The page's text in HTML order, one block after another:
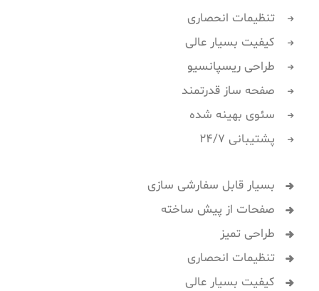
تنظیمات انحصاری
کیفیت بسیار عالی
طراحی ریسپانسیو
صفحه ساز قدرتمند
سئوی بهینه شده
پشتیبانی 24/7
بسیار قابل سفارشی سازی
صفحات از پیش ساخته
طراحی تمیز
تنظیمات انحصاری
کیفیت بسیار عالی